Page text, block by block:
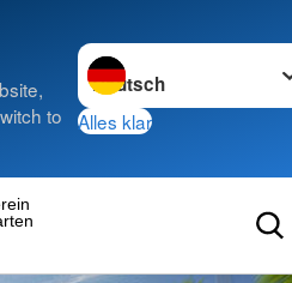
to
Sprache wechseln zu
Alles klar